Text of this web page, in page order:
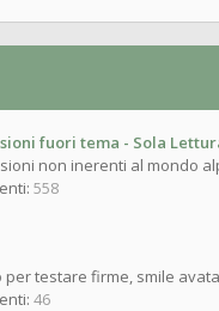
fuori tema - Sola
non inerenti al mondo
558
per testare firme, smile
46